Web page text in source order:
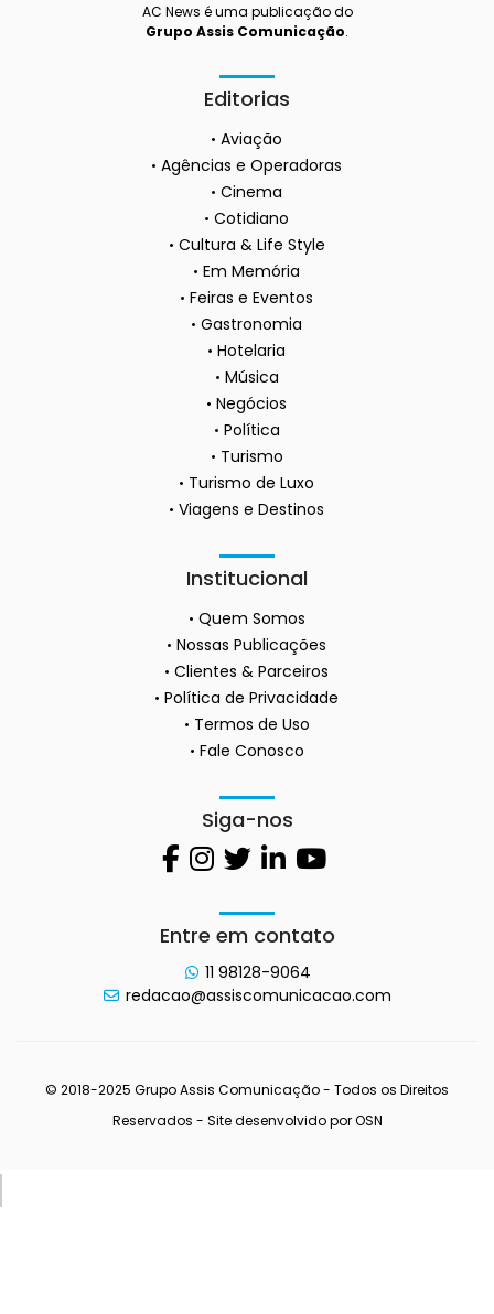
AC News é uma publicação do
Grupo Assis Comunicação.
Editorias
Aviação
Agências e Operadoras
Cinema
Cotidiano
Cultura & Life Style
Em Memória
Feiras e Eventos
Gastronomia
Hotelaria
Música
Negócios
Política
Turismo
Turismo de Luxo
Viagens e Destinos
Institucional
Quem Somos
Nossas Publicações
Clientes & Parceiros
Política de Privacidade
Termos de Uso
Fale Conosco
Siga-nos
Entre em contato
11 98128-9064
redacao@assiscomunicacao.com
© 2018-2025 Grupo Assis Comunicação - Todos os Direitos
Reservados - Site desenvolvido porOSN